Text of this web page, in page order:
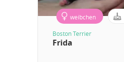
weibchen
Boston Terrier
Frida